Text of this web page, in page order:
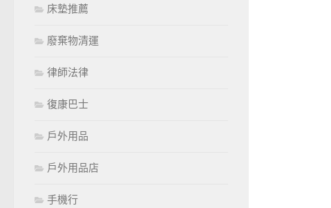
床墊推薦
廢棄物清運
律師法律
復康巴士
戶外用品
戶外用品店
手機行